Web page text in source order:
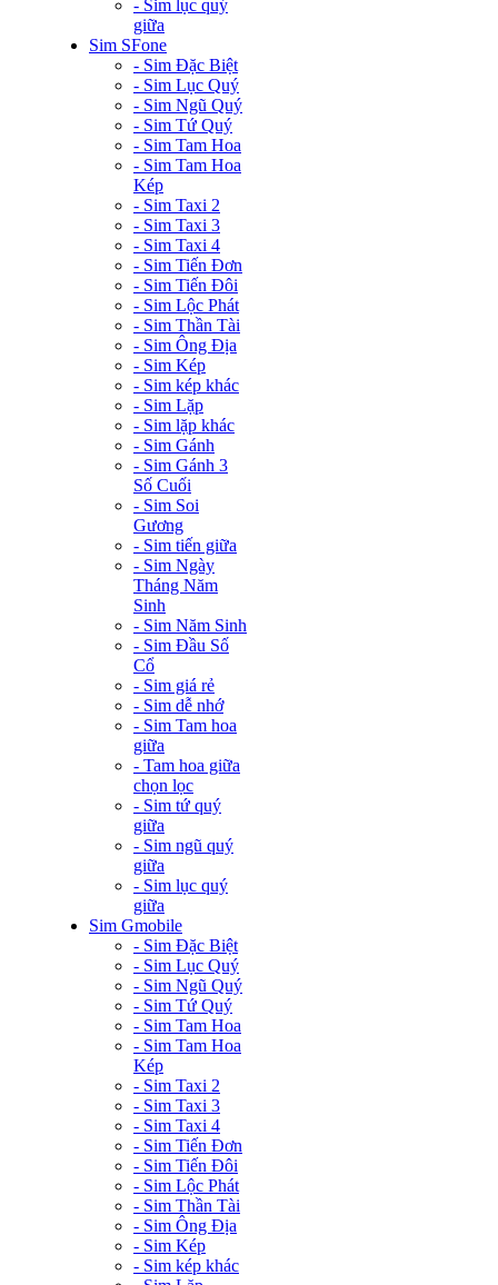
- Sim lục quý
giữa
Sim SFone
- Sim Đặc Biệt
- Sim Lục Quý
- Sim Ngũ Quý
- Sim Tứ Quý
- Sim Tam Hoa
- Sim Tam Hoa
Kép
- Sim Taxi 2
- Sim Taxi 3
- Sim Taxi 4
- Sim Tiến Đơn
- Sim Tiến Đôi
- Sim Lộc Phát
- Sim Thần Tài
- Sim Ông Địa
- Sim Kép
- Sim kép khác
- Sim Lặp
- Sim lặp khác
- Sim Gánh
- Sim Gánh 3
Số Cuối
- Sim Soi
Gương
- Sim tiến giữa
- Sim Ngày
Tháng Năm
Sinh
- Sim Năm Sinh
- Sim Đầu Số
Cổ
- Sim giá rẻ
- Sim dễ nhớ
- Sim Tam hoa
giữa
- Tam hoa giữa
chọn lọc
- Sim tứ quý
giữa
- Sim ngũ quý
giữa
- Sim lục quý
giữa
Sim Gmobile
- Sim Đặc Biệt
- Sim Lục Quý
- Sim Ngũ Quý
- Sim Tứ Quý
- Sim Tam Hoa
- Sim Tam Hoa
Kép
- Sim Taxi 2
- Sim Taxi 3
- Sim Taxi 4
- Sim Tiến Đơn
- Sim Tiến Đôi
- Sim Lộc Phát
- Sim Thần Tài
- Sim Ông Địa
- Sim Kép
- Sim kép khác